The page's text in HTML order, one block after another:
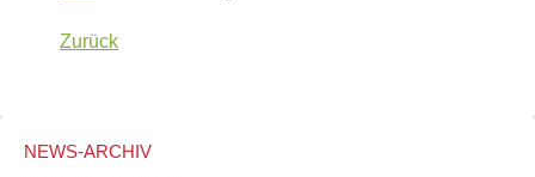
Zurück
NEWS-ARCHIV